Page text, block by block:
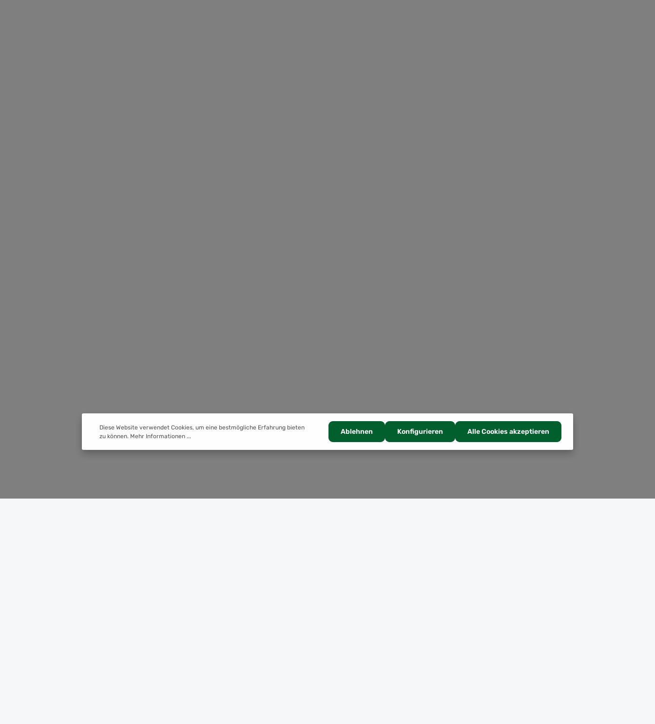
Diese Website verwendet Cookies, um eine bestmögliche Erfahrung bieten
zu können. Mehr Informationen ...
Ablehnen Konfigurieren Alle Cookies akzeptieren